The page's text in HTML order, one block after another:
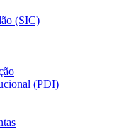
(SIC)
(PDI)